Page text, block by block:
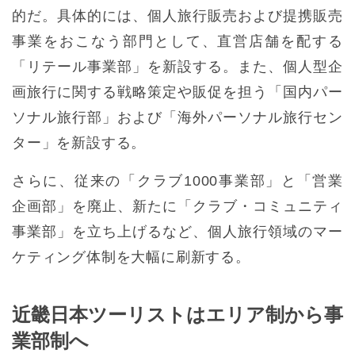
的だ。具体的には、個人旅行販売および提携販売
事業をおこなう部門として、直営店舗を配する
「リテール事業部」を新設する。また、個人型企
画旅行に関する戦略策定や販促を担う「国内パー
ソナル旅行部」および「海外パーソナル旅行セン
ター」を新設する。
さらに、従来の「クラブ1000事業部」と「営業
企画部」を廃止、新たに「クラブ・コミュニティ
事業部」を立ち上げるなど、個人旅行領域のマー
ケティング体制を大幅に刷新する。
近畿日本ツーリストはエリア制から事
業部制へ